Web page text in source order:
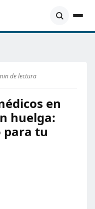
de lectura
en
huelga:
para tu